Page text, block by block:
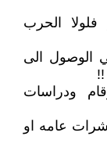
الحرب
الوصول الى
!!
ودراسات
عامه او